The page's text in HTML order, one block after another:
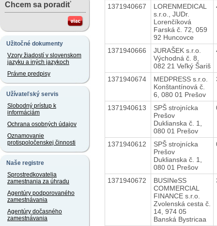
Chcem sa poradiť
Užitočné dokumenty
Vzory žiadostí v slovenskom
jazyku a iných jazykoch
Právne predpisy
Užívateľský servis
Slobodný prístup k
informáciám
Ochrana osobných údajov
Oznamovanie
protispoločenskej činnosti
Naše registre
Sprostredkovatelia
zamestnania za úhradu
Agentúry podporovaného
zamestnávania
Agentúry dočasného
zamestnávania
1371940667
LORENMEDICAL
s.r.o., JUDr.
Lorenčíková
Farská č. 72, 059
92 Huncovce
1371940666
JURAŠEK s.r.o.
Východná č. 8,
082 21 Veľký Šariš
1371940674
MEDPRESS s.r.o.
Konštantínová č.
6, 080 01 Prešov
1371940613
SPŠ strojnícka
Prešov
Duklianska č. 1,
080 01 Prešov
1371940612
SPŠ strojnícka
Prešov
Duklianska č. 1,
080 01 Prešov
1371940672
BUSINeSS
COMMERCIAL
FINANCE s.r.o.
Zvolenská cesta č.
14, 974 05
Banská Bystricaa